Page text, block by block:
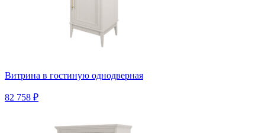
Витрина в гостиную однодверная
82 758 ₽